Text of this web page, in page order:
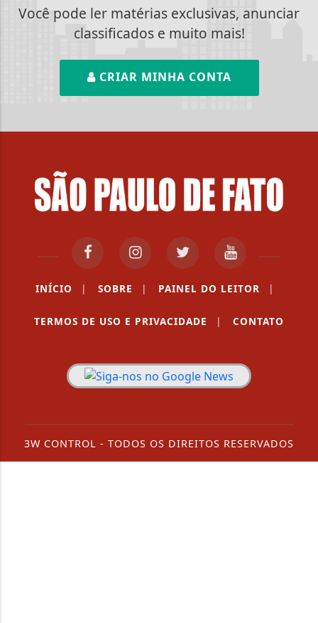
Você pode ler matérias exclusivas, anunciar
classificados e muito mais!
CRIAR MINHA CONTA
INÍCIO | SOBRE | PAINEL DO LEITOR |
TERMOS DE USO E PRIVACIDADE | CONTATO
3W CONTROL - TODOS OS DIREITOS RESERVADOS